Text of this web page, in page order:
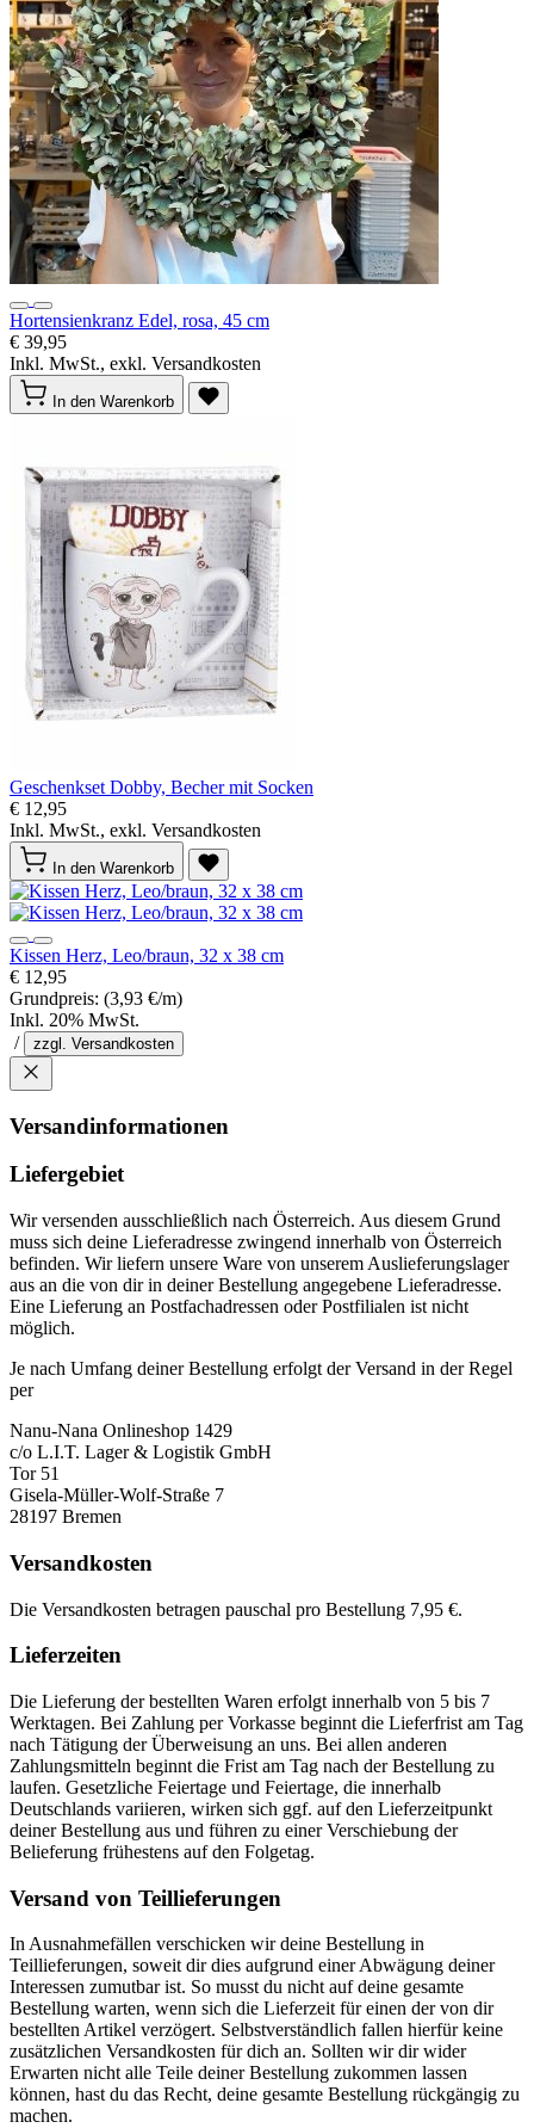
Hortensienkranz Edel, rosa, 45 cm
€ 39,95
Inkl. MwSt., exkl. Versandkosten
In den Warenkorb
Geschenkset Dobby, Becher mit Socken
€ 12,95
Inkl. MwSt., exkl. Versandkosten
In den Warenkorb
Kissen Herz, Leo/braun, 32 x 38 cm
€ 12,95
Grundpreis: (3,93 €/m)
Inkl. 20% MwSt.
/
zzgl. Versandkosten
Versandinformationen
Liefergebiet
Wir versenden ausschließlich nach Österreich. Aus diesem Grund
muss sich deine Lieferadresse zwingend innerhalb von Österreich
befinden. Wir liefern unsere Ware von unserem Auslieferungslager
aus an die von dir in deiner Bestellung angegebene Lieferadresse.
Eine Lieferung an Postfachadressen oder Postfilialen ist nicht
möglich.
Je nach Umfang deiner Bestellung erfolgt der Versand in der Regel
per
Nanu-Nana Onlineshop 1429
c/o L.I.T. Lager & Logistik GmbH
Tor 51
Gisela-Müller-Wolf-Straße 7
28197 Bremen
Versandkosten
Die Versandkosten betragen pauschal pro Bestellung 7,95 €.
Lieferzeiten
Die Lieferung der bestellten Waren erfolgt innerhalb von 5 bis 7
Werktagen. Bei Zahlung per Vorkasse beginnt die Lieferfrist am Tag
nach Tätigung der Überweisung an uns. Bei allen anderen
Zahlungsmitteln beginnt die Frist am Tag nach der Bestellung zu
laufen. Gesetzliche Feiertage und Feiertage, die innerhalb
Deutschlands variieren, wirken sich ggf. auf den Lieferzeitpunkt
deiner Bestellung aus und führen zu einer Verschiebung der
Belieferung frühestens auf den Folgetag.
Versand von Teillieferungen
In Ausnahmefällen verschicken wir deine Bestellung in
Teillieferungen, soweit dir dies aufgrund einer Abwägung deiner
Interessen zumutbar ist. So musst du nicht auf deine gesamte
Bestellung warten, wenn sich die Lieferzeit für einen der von dir
bestellten Artikel verzögert. Selbstverständlich fallen hierfür keine
zusätzlichen Versandkosten für dich an. Sollten wir dir wider
Erwarten nicht alle Teile deiner Bestellung zukommen lassen
können, hast du das Recht, deine gesamte Bestellung rückgängig zu
machen.